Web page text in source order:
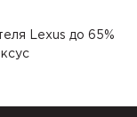
Lexus до 65%